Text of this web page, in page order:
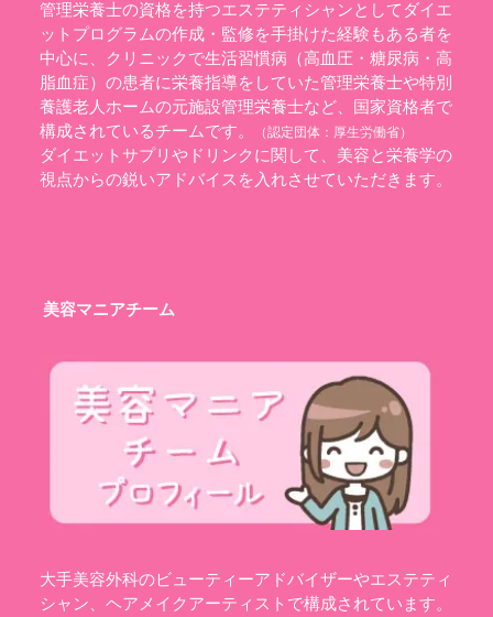
管理栄養士の資格を持つエステティシャンとしてダイエ
ットプログラムの作成・監修を手掛けた経験もある者を
中心に、クリニックで生活習慣病（高血圧・糖尿病・高
脂血症）の患者に栄養指導をしていた管理栄養士や特別
養護老人ホームの元施設管理栄養士など、国家資格者で
構成されているチームです。
（認定団体： 厚生労働省）
ダイエットサプリやドリンクに関して、美容と栄養学の
視点からの鋭いアドバイスを入れさせていただきます。
美容マニアチーム
大手美容外科のビューティーアドバイザーやエステティ
シャン、ヘアメイクアーティストで構成されています。